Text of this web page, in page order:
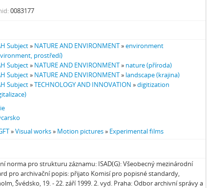
otevřeno zavřeno...
0083177
Subject» NATURE AND ENVIRONMENT»environment
prostředí)
Subject» NATURE AND ENVIRONMENT» nature (příroda)
Subject» NATURE AND ENVIRONMENT» landscape (krajina)
Subject»TECHNOLOGY AND INNOVATION »digitization
»Visual works» Motion pictures» Experimental films
norma pro strukturu záznamu: ISAD(G): Všeobecný mezinárodní
pro archivační popis: přijato Komisí pro popisné standardy,
Švédsko, 19. - 22. září 1999. 2. vyd. Praha: Odbor archivní správy a